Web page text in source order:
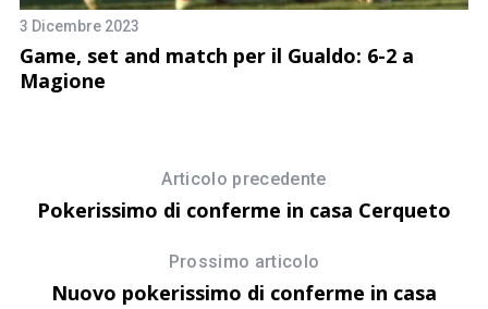
3 Dicembre 2023
Game, set and match per il Gualdo: 6-2 a
Magione
Articolo precedente
Pokerissimo di conferme in casa Cerqueto
Prossimo articolo
Nuovo pokerissimo di conferme in casa